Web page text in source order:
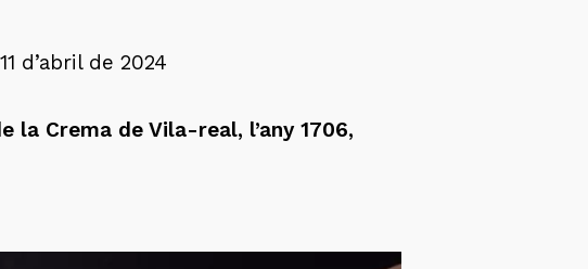
d’abril de 2024
la Crema de Vila-real, l’any 1706,